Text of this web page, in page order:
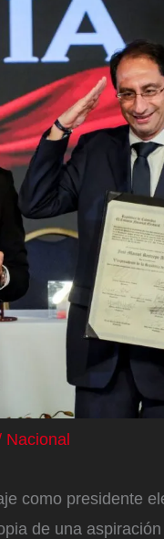
Nacional
como presidente
de una aspiración